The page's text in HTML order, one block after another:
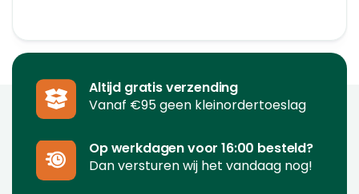
Altijd gratis verzending
Vanaf €95 geen kleinordertoeslag
Op werkdagen voor 16:00 besteld?
Dan versturen wij het vandaag nog!